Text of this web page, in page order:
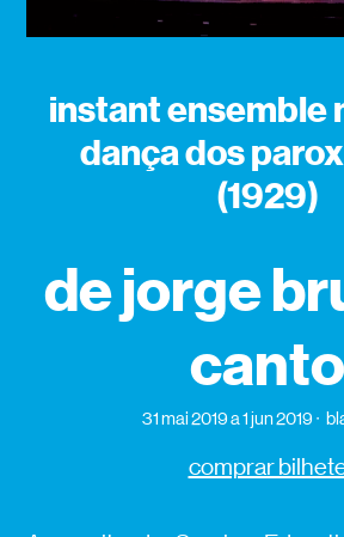
instant ensemble
dança dos
(1929)
de jorge
canto
31 mai 2019a 1 jun 2019
comprar